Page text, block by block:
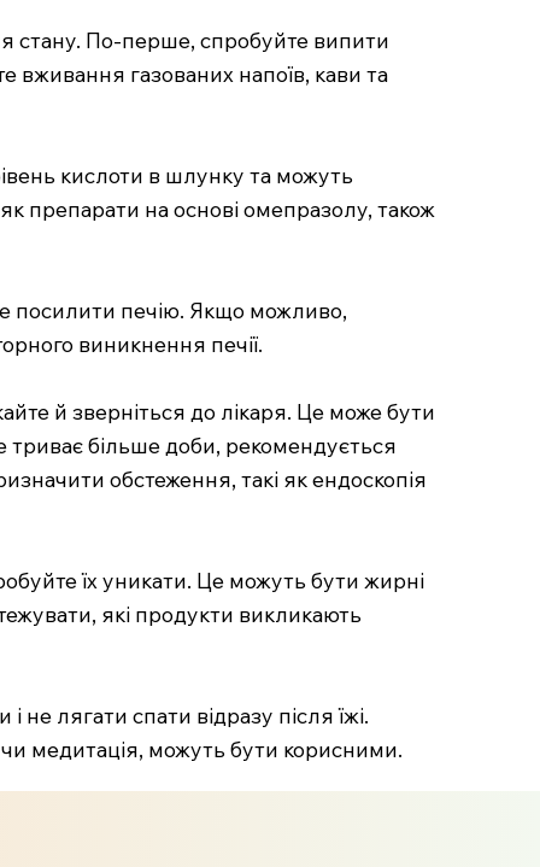
стану. По-перше, спробуйте випити
вживання газованих напоїв, кави та
кислоти в шлунку та можуть
препарати на основі омепразолу, також
посилити печію. Якщо можливо,
виникнення печії.
й зверніться до лікаря. Це може бути
більше доби, рекомендується
обстеження, такі як ендоскопія
їх уникати. Це можуть бути жирні
які продукти викликають
лягати спати відразу після їжі.
чи медитація, можуть бути корисними.